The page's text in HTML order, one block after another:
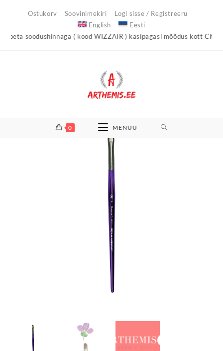
Ostukorv Soovinimekiri
Logi sisse / Registreeru
English
Eesti
soodushinnaga ( kood WIZZAIR ) käsipagasi mõõdus kott City
0 MENÜÜ